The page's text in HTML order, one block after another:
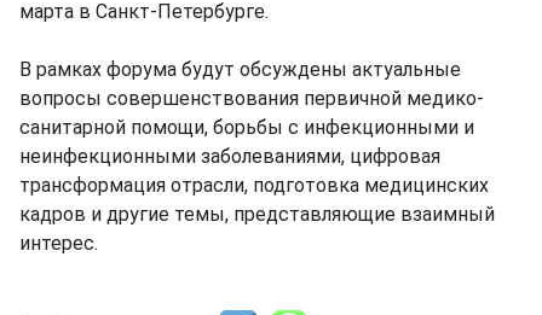
марта в Санкт-Петербурге.
В рамках форума будут обсуждены актуальные
вопросы совершенствования первичной медико-
санитарной помощи, борьбы с инфекционными и
неинфекционными заболеваниями, цифровая
трансформация отрасли, подготовка медицинских
кадров и другие темы, представляющие взаимный
интерес.